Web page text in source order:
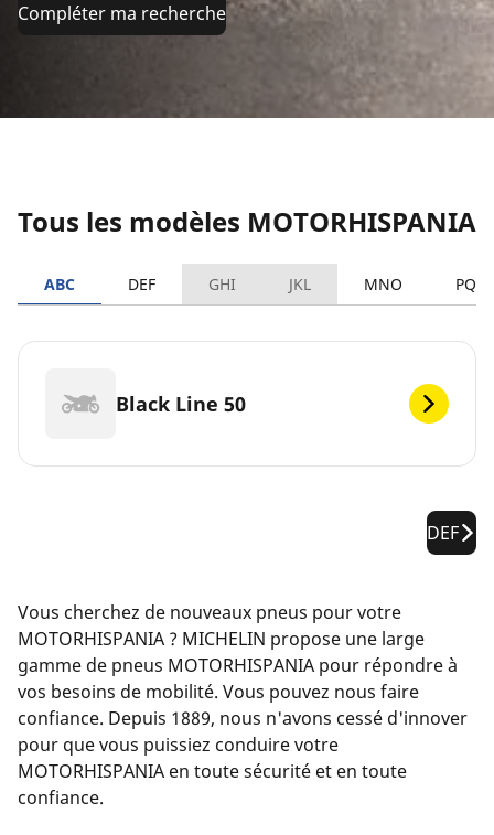
Compléter ma recherche
Tous les modèles MOTORHISPANIA
ABC DEF GHI JKL MNO PQRS
Black Line 50
DEF
Vous cherchez de nouveaux pneus pour votre
MOTORHISPANIA ? MICHELIN propose une large
gamme de pneus MOTORHISPANIA pour répondre à
vos besoins de mobilité. Vous pouvez nous faire
confiance. Depuis 1889, nous n'avons cessé d'innover
pour que vous puissiez conduire votre
MOTORHISPANIA en toute sécurité et en toute
confiance.